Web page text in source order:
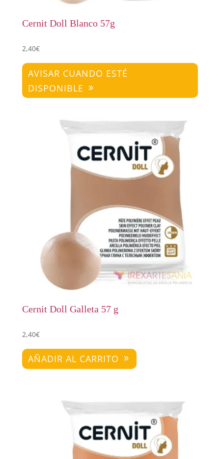
Cernit Doll Blanco 57g
2,40€
AVISAR CUANDO ESTÉ
DISPONIBLE
Cernit Doll Galleta 57 g
2,40€
AÑADIR AL CARRITO